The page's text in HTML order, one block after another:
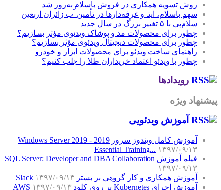
روش تسویه همکاری در فروش باسلام به‌روز شد
سهم باسلام، ایتا و غرفه‌دارها در تأمین آب زائران اربعین
سلام‌پی با ۵ تغییر بزرگ در سال جدید
چطور برای محصولات مد و پوشاک ویدئوی مؤثر بسازیم؟
چطور برای محصولات دیجیتال ویدئوی مؤثر بسازیم؟
راهنمای ساخت ویدئو برای محصولات ابزار و خودرو
چطور با ویدئو اعتماد خریداران طلا را جلب کنیم؟
رویدادها
پیشنهاد ویژه
آموزش‌ ویدئویی
آموزش کامل ویندوز سرور 2019 - Windows Server 2019
Essential Training... ۱۳۹۷/۰۹/۱۳
فیلم آموزش SQL Server: Developer and DBA Collaboration
۱۳۹۷/۰۹/۱۳
آموزش همکاری و کار گروهی بر بستر Slack ۱۳۹۷/۰۹/۱۳
آموزش اجرای Kubernetes بر روی کلود AWS
۱۳۹۷/۰۹/۱۳